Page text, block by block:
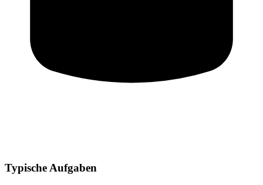
Typische Aufgaben